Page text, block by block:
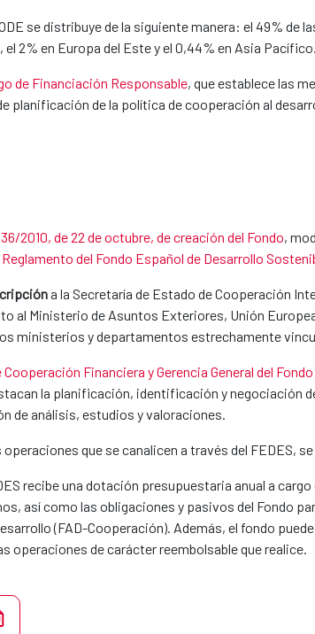
se distribuye de la siguiente manera: el 49% de
2% en Europa del Este y el 0,44% en Asia Pacífico.
de Financiación Responsable, que establece las
planificación de la política de cooperación al
2010, de 22 de octubre, de creación del Fondo,
del Fondo Español de Desarrollo
a la Secretaría de Estado de Cooperación
al Ministerio de Asuntos Exteriores, Unión
ministerios y departamentos estrechamente
Financiera y Gerencia General del
la planificación, identificación y
de análisis, estudios y valoraciones.
que se canalicen a través del FEDES,
recibe una dotación presupuestaria anual a
así como las obligaciones y pasivos del Fondo
(FAD-Cooperación). Además, el fondo
operaciones de carácter reembolsable que realice.